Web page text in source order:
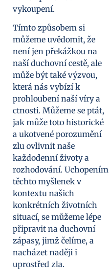
vykoupení.
Tímto způsobem si
můžeme uvědomit, že
není jen překážkou na
naší duchovní cestě, ale
může být také výzvou,
která nás vybízí k
prohloubení naší víry a
ctnosti. Můžeme se ptát,
jak může toto historické
a ukotvené porozumění
zlu ovlivnit naše
každodenní životy a
rozhodování. Uchopením
těchto myšlenek v
kontextu našich
konkrétních životních
situací, se můžeme lépe
připravit na duchovní
zápasy, jimž čelíme, a
nacházet naději i
uprostřed zla.